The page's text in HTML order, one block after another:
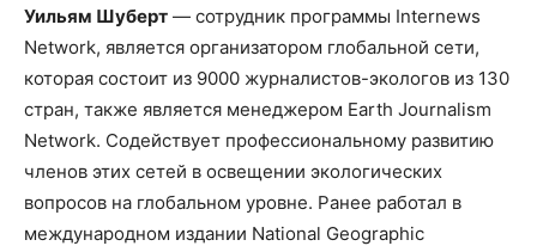
Уильям Шуберт — cотрудник программы Internews
Network, является организатором глобальной сети,
которая состоит из 9000 журналистов-экологов из 130
стран, также является менеджером Earth Journalism
Network. Содействует профессиональному развитию
членов этих сетей в освещении экологических
вопросов на глобальном уровне. Ранее работал в
международном издании National Geographic